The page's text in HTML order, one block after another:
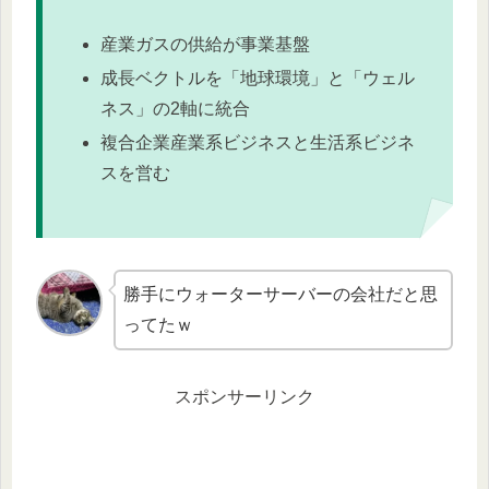
産業ガスの供給が事業基盤
成長ベクトルを「地球環境」と「ウェル
ネス」の2軸に統合
複合企業産業系ビジネスと生活系ビジネ
スを営む
勝手にウォーターサーバーの会社だと思
ってたｗ
スポンサーリンク